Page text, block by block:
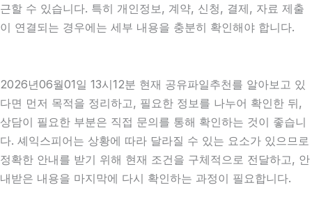
근할 수 있습니다. 특히 개인정보, 계약, 신청, 결제, 자료 제출
이 연결되는 경우에는 세부 내용을 충분히 확인해야 합니다.
2026년06월01일 13시12분 현재 공유파일추천를 알아보고 있
다면 먼저 목적을 정리하고, 필요한 정보를 나누어 확인한 뒤,
상담이 필요한 부분은 직접 문의를 통해 확인하는 것이 좋습니
다. 셰익스피어는 상황에 따라 달라질 수 있는 요소가 있으므로
정확한 안내를 받기 위해 현재 조건을 구체적으로 전달하고, 안
내받은 내용을 마지막에 다시 확인하는 과정이 필요합니다.